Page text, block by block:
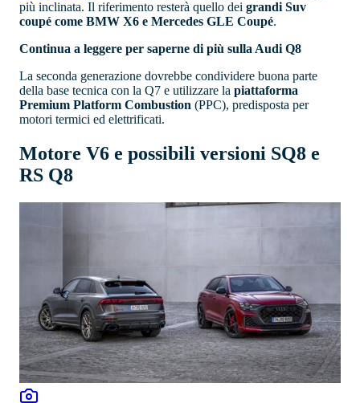
più inclinata. Il riferimento resterà quello dei grandi Suv
coupé come BMW X6 e Mercedes GLE Coupé.
Continua a leggere per saperne di più sulla Audi Q8
La seconda generazione dovrebbe condividere buona parte
della base tecnica con la Q7 e utilizzare la piattaforma
Premium Platform Combustion (PPC), predisposta per
motori termici ed elettrificati.
Motore V6 e possibili versioni SQ8 e
RS Q8